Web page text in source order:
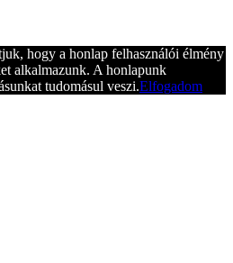
hogy a honlap felhasználói élmény
alkalmazunk. A honlapunk
tudomásul veszi.Elfogadom